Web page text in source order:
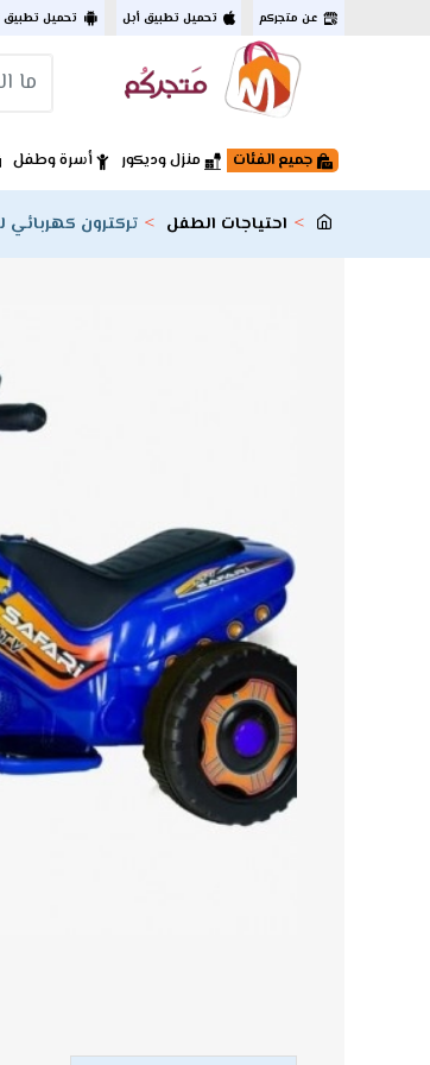
عن متجركم تحميل تطبيق أبل تحميل تطبيق
جميع الفئات منزل وديكور أسرة وطفل
احتياجات الطفل تركترون كهربائي